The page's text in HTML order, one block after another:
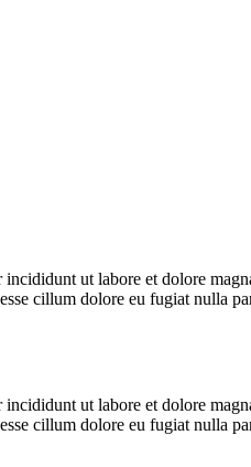
ut labore et dolore
cillum dolore eu fugiat nulla
ut labore et dolore
cillum dolore eu fugiat nulla